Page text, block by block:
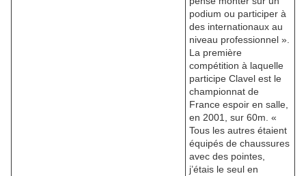
podium ou participer à
des internationaux au
niveau professionnel ».
La première
compétition à laquelle
participe Clavel est le
championnat de
France espoir en salle,
en 2001, sur 60m. «
Tous les autres étaient
équipés de chaussures
avec des pointes,
j’étais le seul en